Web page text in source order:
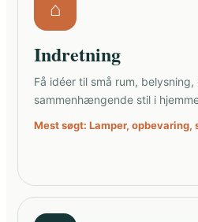
⌂
Indretning
Få idéer til små rum,
sammenhængende stil i
Mest søgt: Lamper, opbevaring,